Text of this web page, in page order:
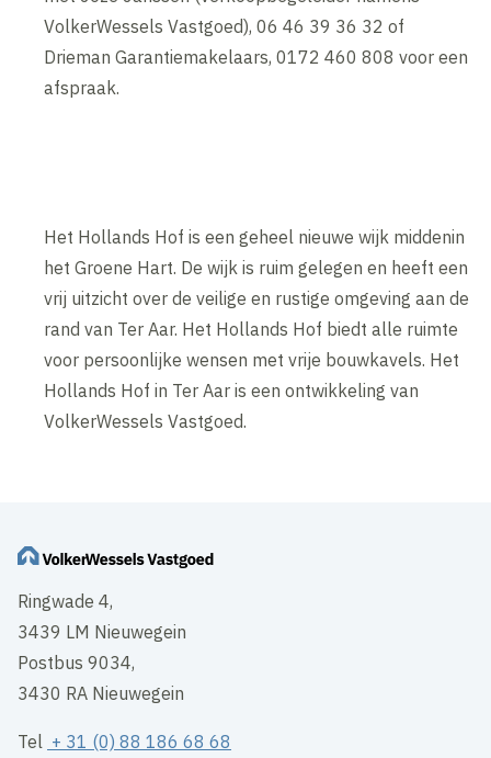
VolkerWessels Vastgoed), 06 46 39 36 32 of
Drieman Garantiemakelaars, 0172 460 808 voor een
afspraak.
Het Hollands Hof is een geheel nieuwe wijk middenin
het Groene Hart. De wijk is ruim gelegen en heeft een
vrij uitzicht over de veilige en rustige omgeving aan de
rand van Ter Aar. Het Hollands Hof biedt alle ruimte
voor persoonlijke wensen met vrije bouwkavels. Het
Hollands Hof in Ter Aar is een ontwikkeling van
VolkerWessels Vastgoed.
Ringwade 4,
3439 LM Nieuwegein
Postbus 9034,
3430 RA Nieuwegein
Tel + 31 (0) 88 186 68 68